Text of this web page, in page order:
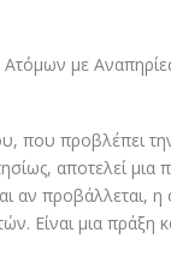
που προβλέπει
αποτελεί μια
αν προβάλλεται, η
Είναι μια πράξη